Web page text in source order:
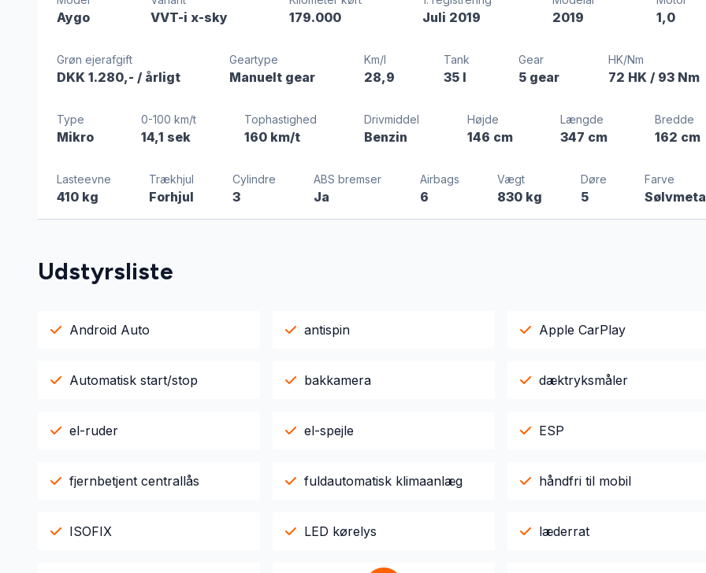
Aygo VVT-i x-sky 179.000 Juli 2019 2019 1,0
Grøn ejerafgift
DKK 1.280,- / årligt
Geartype
Manuelt gear
Km/l
28,9
Tank
35 l
Gear
5 gear
HK/Nm
72 HK / 93 Nm
Type
Mikro
0-100 km/t
14,1 sek
Tophastighed
160 km/t
Drivmiddel
Benzin
Højde
146 cm
Længde
347 cm
Bredde
162 cm
Lasteevne
410 kg
Trækhjul
Forhjul
Cylindre
3
ABS bremser
Ja
Airbags
6
Vægt
830 kg
Døre
5
Farve
Udstyrsliste
Android Auto antispin Apple CarPlay
Automatisk start/stop bakkamera dæktryksmåler
el-ruder el-spejle ESP
fjernbetjent centrallås fuldautomatisk klimaanlæg håndfri til mobil
ISOFIX LED kørelys læderrat